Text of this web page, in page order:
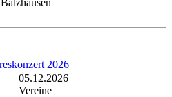
2026
05.12.2026
Vereine